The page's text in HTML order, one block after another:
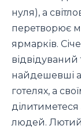
нуля), а
перетворює
ярмарків.
найдешевші
готелях, а
людей. Лютий